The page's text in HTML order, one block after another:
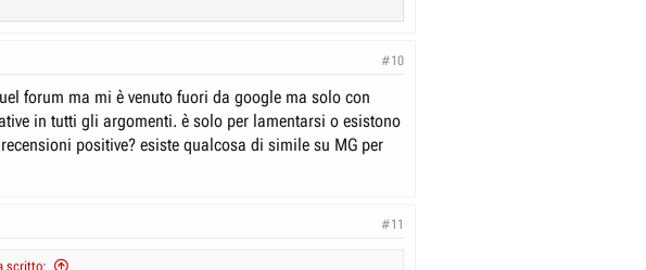
#10
forum ma mi è venuto fuori da google ma solo con
in tutti gli argomenti. è solo per lamentarsi o esistono
positive? esiste qualcosa di simile su MG per
#11
scritto: